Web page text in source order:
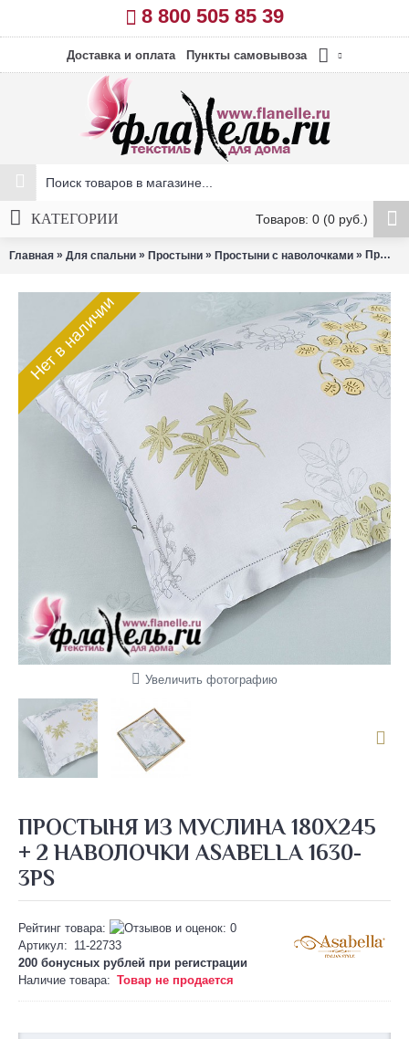
8 800 505 85 39
Доставка и оплата Пункты самовывоза
Товаров: 0 (0 руб.)
КАТЕГОРИИ
Главная » Для спальни » Простыни » Простыни с наволочками » Простыня Asabella 1630-3PS муслин 180х245 см + 2 наволочки 50х70 см
Нет в наличии
Увеличить фотографию
ПРОСТЫНЯ ИЗ МУСЛИНА 180Х245
+ 2 НАВОЛОЧКИ ASABELLA 1630-
3PS
Рейтинг товара:
Артикул: 11-22733
200 бонусных рублей при регистрации
Наличие товара: Товар не продается